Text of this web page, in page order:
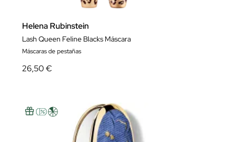
Helena Rubinstein
Lash Queen Feline Blacks Máscara
Máscaras de pestañas
26,50 €